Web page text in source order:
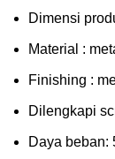
Dimensi
Mаtеrіаl :
Fіnіѕhіng :
Dіlеngkарі
Dауа bеbаn: